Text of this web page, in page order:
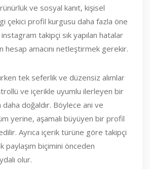
ve sosyal kanıt, kişisel
çekici profil kurgusu daha fazla öne
takipçi sık yapılan hatalar
hesap amacını netleştirmek gerekir.
tek seferlik ve düzensiz alımlar
ve içerikle uyumlu ilerleyen bir
daha doğaldır. Böylece ani ve
yerine, aşamalı büyüyen bir profil
Ayrıca içerik türüne göre takipçi
paylaşım biçimini önceden
olur.